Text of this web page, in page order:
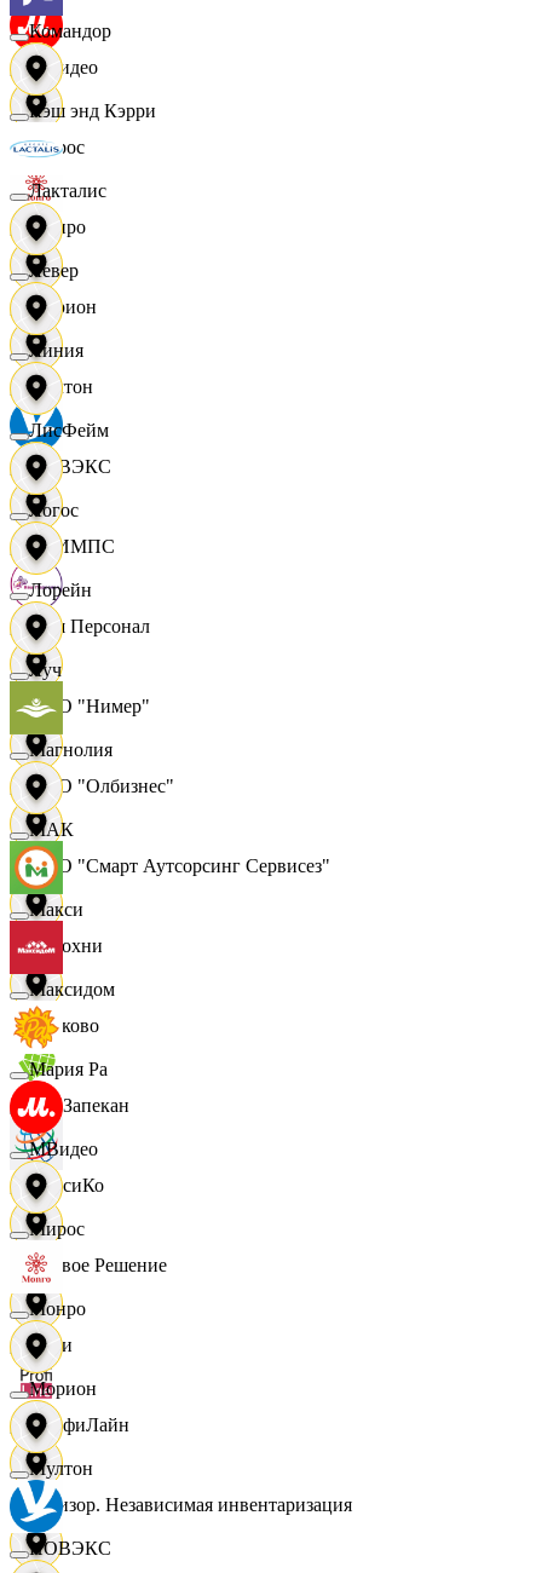
МВидео
Мирос
Монро
Морион
Мултон
НОВЭКС
ОЛИМПС
Ваш Персонал
ООО "Нимер"
ООО "Олбизнес"
ООО "Смарт Аутсорсинг Сервисез"
Отдохни
Очаково
ПанЗапекан
ПепсиКо
Первое Решение
Пери
ПрофиЛайн
Ревизор. Независимая инвентаризация
Командор
Кэш энд Кэрри
Лакталис
Левер
Линия
ЛисФейм
Логос
Лорейн
Луч
Магнолия
МАК
Макси
Максидом
Мария Ра
МВидео
Мирос
Монро
Морион
Мултон
НОВЭКС